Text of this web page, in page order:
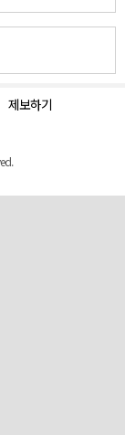
제보하기